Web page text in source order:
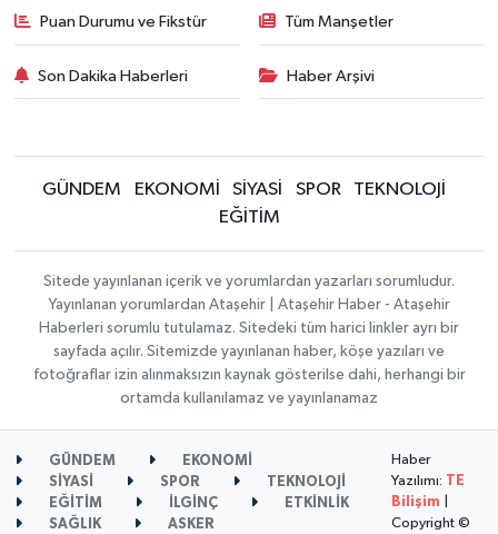
Puan Durumu ve Fikstür Tüm Manşetler
Son Dakika Haberleri Haber Arşivi
GÜNDEM EKONOMİ SİYASİ SPOR
TEKNOLOJİ
EĞİTİM
Sitede yayınlanan içerik ve yorumlardan yazarları sorumludur.
Yayınlanan yorumlardan Ataşehir | Ataşehir Haber - Ataşehir
Haberleri sorumlu tutulamaz. Sitedeki tüm harici linkler ayrı bir
sayfada açılır. Sitemizde yayınlanan haber, köşe yazıları ve
fotoğraflar izin alınmaksızın kaynak gösterilse dahi, herhangi bir
ortamda kullanılamaz ve yayınlanamaz
GÜNDEM
EKONOMİ
SİYASİ
SPOR
TEKNOLOJİ
EĞİTİM
İLGİNÇ
ETKİNLİK
SAĞLIK
ASKER
Haber
Yazılımı:
TE
Bilişim
Copyright ©